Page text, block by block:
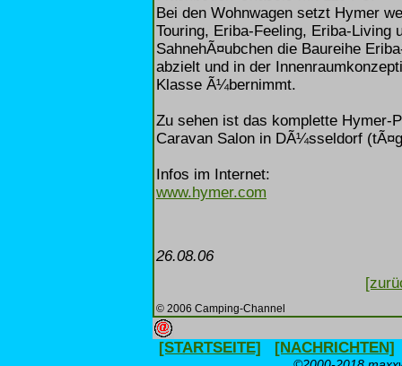
Bei den Wohnwagen setzt Hymer
Touring, Eriba-Feeling, Eriba-Living
SahnehÃ¤ubchen die Baureihe
abzielt und in der
Klasse Ã¼bernimmt.
Zu sehen ist das komplette Hymer-
Caravan Salon in DÃ¼sseldorf
Infos im Internet:
www.hymer.com
26.08.06
© 2006 Camping-Channel
[STARTSEITE] [NACHRICHTEN]